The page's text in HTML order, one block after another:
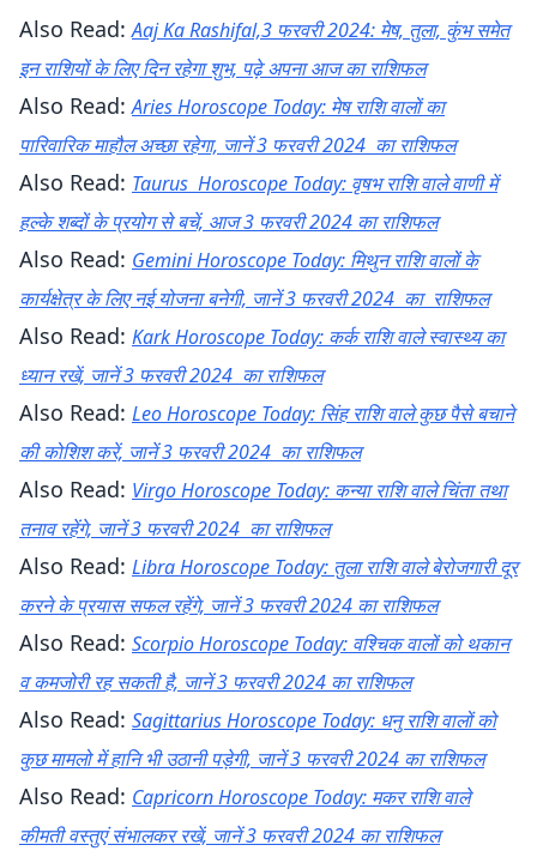
Also Read:Aaj Ka Rashifal,3 फरवरी 2024: मेष, तुला, कुंभ समेत
इन राशियों के लिए दिन रहेगा शुभ, पढ़े अपना आज का राशिफल
Also Read:Aries Horoscope Today: मेष राशि वालों का
पारिवारिक माहौल अच्छा रहेगा, जानें 3 फरवरी 2024 का राशिफल
Also Read: Taurus Horoscope Today: वृषभ राशि वाले वाणी में
हल्के शब्दों के प्रयोग से बचें, आज 3 फरवरी 2024 का राशिफल
Also Read: Gemini Horoscope Today: मिथुन राशि वालों के
कार्यक्षेत्र के लिए नई योजना बनेगी, जानें 3 फरवरी 2024 का राशिफल
Also Read: Kark Horoscope Today: कर्क राशि वाले स्वास्थ्य का
ध्यान रखें, जानें 3 फरवरी 2024 का राशिफल
Also Read: Leo Horoscope Today: सिंह राशि वाले कुछ पैसे बचाने
की कोशिश करें, जानें 3 फरवरी 2024 का राशिफल
Also Read: Virgo Horoscope Today: कन्या राशि वाले चिंता तथा
तनाव रहेंगे, जानें 3 फरवरी 2024 का राशिफल
Also Read: Libra Horoscope Today: तुला राशि वाले बेरोजगारी दूर
करने के प्रयास सफल रहेंगे, जानें 3 फरवरी 2024 का राशिफल
Also Read: Scorpio Horoscope Today: वश्चिक वालों को थकान
व कमजोरी रह सकती है, जानें 3 फरवरी 2024 का राशिफल
Also Read: Sagittarius Horoscope Today: धनु राशि वालों को
कुछ मामलो में हानि भी उठानी पड़ेगी, जानें 3 फरवरी 2024 का राशिफल
Also Read: Capricorn Horoscope Today: मकर राशि वाले
कीमती वस्तुएं संभालकर रखें, जानें 3 फरवरी 2024 का राशिफल